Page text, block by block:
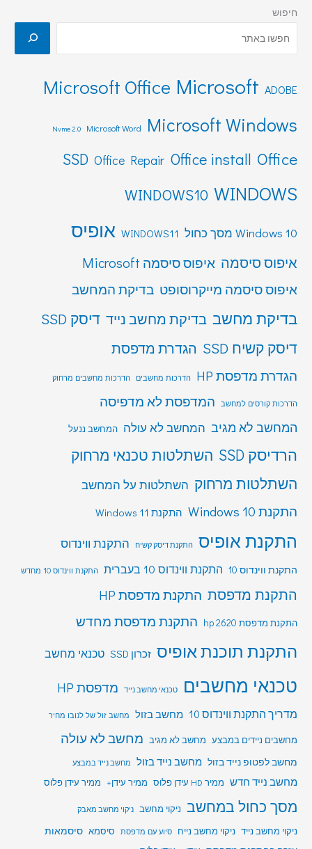
חיפוש
ADOBE
Microsoft
Microsoft Office
Microsoft Windows
Microsoft Word
Nvme 2.0
Office
Office install
Office Repair
SSD
WINDOWS
WINDOWS10
Windows 10 מסך כחול WINDOWS11 אופיס
איפוס סיסמה איפוס סיסמה Microsoft
איפוס סיסמה מייקרוסופט בדיקת המחשב
בדיקת מחשב בדיקת מחשב נייד דיסק SSD
דיסק קשיח SSD
הגדרת מדפסת
הגדרת מדפסת HP הדרכות מחשבים הדרכות מחשבים מרחוק
הדרכות קורסים למחשב המדפסת לא מדפיסה
המחשב לא מגיב המחשב לא עולה המחשב ננעל
הרדיסק SSD
השתלטות טכנאי מרחוק
השתלטות מרחוק השתלטות על המחשב
התקנת Windows 10 התקנת Windows 11
התקנת אופיס התקנת דיסק קשיח התקנת ווינדוס
התקנת ווינדוס 10 התקנת ווינדוס 10 בעברית התקנת ווינדוס 10 מחדש
התקנת מדפסת התקנת מדפסת HP
התקנת מדפסת hp 2620 התקנת מדפסת מחדש
התקנת תוכנת אופיס זכרון SSD טכנאי מחשב
טכנאי מחשבים טכנאי מחשב נייד מדפסת HP
מדריך התקנת ווינדוס 10 מחשב בזול מחשב זול של לנובו מחיר
מחשבים ניידים במבצע מחשב לא מגיב מחשב לא עולה
מחשב לפטופ נייד בזול מחשב נייד בזול מחשב נייד במבצע
מחשב נייד חדש ממיר HD עידן פלוס ממיר עידן+ ממיר עידן פלוס
מסך כחול במחשב ניקוי מחשב ניקוי מחשב מאבק
ניקוי מחשב נייד ניקוי מחשב נייח סיוע עם מדפסת סיסמא סיסמאות